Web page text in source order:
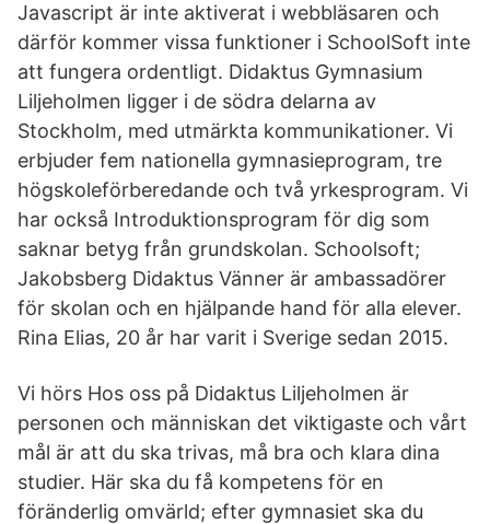
Javascript är inte aktiverat i webbläsaren och
därför kommer vissa funktioner i SchoolSoft inte
att fungera ordentligt. Didaktus Gymnasium
Liljeholmen ligger i de södra delarna av
Stockholm, med utmärkta kommunikationer. Vi
erbjuder fem nationella gymnasieprogram, tre
högskoleförberedande och två yrkesprogram. Vi
har också Introduktionsprogram för dig som
saknar betyg från grundskolan. Schoolsoft;
Jakobsberg Didaktus Vänner är ambassadörer
för skolan och en hjälpande hand för alla elever.
Rina Elias, 20 år har varit i Sverige sedan 2015.
Vi hörs Hos oss på Didaktus Liljeholmen är
personen och människan det viktigaste och vårt
mål är att du ska trivas, må bra och klara dina
studier. Här ska du få kompetens för en
föränderlig omvärld; efter gymnasiet ska du